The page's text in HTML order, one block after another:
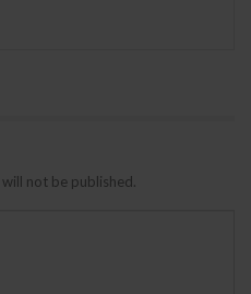
not be published.